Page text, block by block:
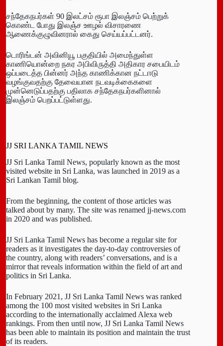
சந்தேகநபர்கள் 90 இலட்சம் ரூபா இலஞ்சம் பெற்றுக்
கொண்ட போது இலஞ்ச ஊழல் விசாரணை
ஆணைக்குழுவினரால் கைது செய்யப்பட்டனர்.
டொரிங்டன் அவினியூ பகுதியில் அமைந்துள்ள
காணியொன்றை நகர அபிவிருத்தி அதிகார சபையிடம்
ஒப்படைத்த பின்னர் அந்த காணிக்கான நட்டஈடு
வழங்குவதற்கு தேவையான நடவடிக்கைகளை
முன்னெடுப்பதற்கு பதிலாக சந்தேகநபர்களினால்
இலஞ்சம் பெறப்பட்டுள்ளது.
JJ SRI LANKA TAMIL NEWS
JJ Sri Lanka Tamil News, popularly known as the most
visited website in Sri Lanka, was launched in 2019 as a
Sri Lankan Tamil blog.
From the beginning, the content of those articles was
talked about by many. The site was renamed jj-news.com
in 2020 and was published.
JJ Sri Lanka Tamil News has become a regular site for
readers as it investigates the day-to-day controversies of
the country, along with readers’ conversations, and is a
mirror that reveals information within the field of art and
politics in Sri Lanka.
In February 2021, JJ Sri Lanka Tamil News was ranked
among the 100 most visited websites in Sri Lanka
according to the internationally acclaimed Alexa web
rankings. From then until now, JJ Sri Lanka Tamil News
has been able to maintain its position and maintain the trust
of its readers.